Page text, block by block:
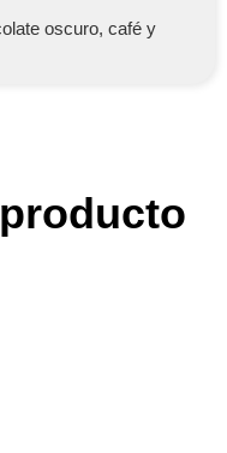
oscuro, café y